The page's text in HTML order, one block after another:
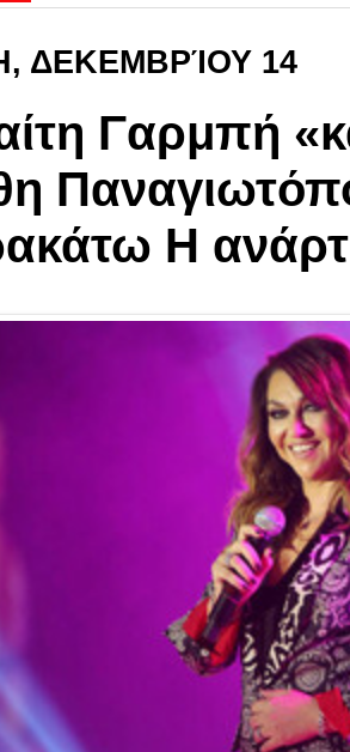
ΔΕΚΕΜΒΡΊΟΥ 14
Γαρμπή
Η